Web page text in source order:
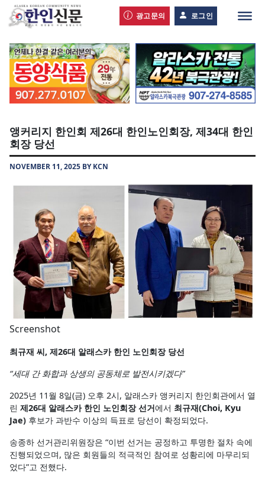
광고문의 로그인
앵커리지 한인회 제26대 한인노인회장, 제34대 한인
회장 당선
NOVEMBER 11, 2025 BY KCN
Screenshot
최규재 씨, 제26대 알래스카 한인 노인회장 당선
“세대 간 화합과 상생의 공동체로 발전시키겠다”
2025년 11월 8일(금) 오후 2시, 알래스카 앵커리지 한인회관에서 열
린 제26대 알래스카 한인 노인회장 선거에서 최규재(Choi, Kyu
Jae) 후보가 과반수 이상의 득표로 당선이 확정되었다.
송종하 선거관리위원장은 “이번 선거는 공정하고 투명한 절차 속에
진행되었으며, 많은 회원들의 적극적인 참여로 성황리에 마무리되
었다”고 전했다.